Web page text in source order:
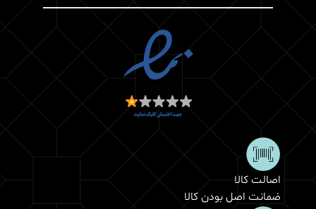
اصالت کالا
ضمانت اصل بودن کالا